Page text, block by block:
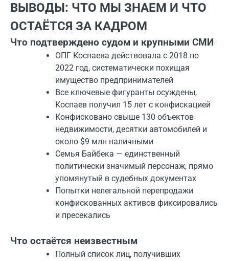
ВЫВОДЫ: ЧТО МЫ ЗНАЕМ И ЧТО
ОСТАЁТСЯ ЗА КАДРОМ
Что подтверждено судом и крупными СМИ
ОПГ Коспаева действовала с 2018 по
2022 год, систематически похищая
имущество предпринимателей
Все ключевые фигуранты осуждены,
Коспаев получил 15 лет с конфискацией
Конфисковано свыше 130 объектов
недвижимости, десятки автомобилей и
около $9 млн наличными
Семья Байбека — единственный
политически значимый персонаж, прямо
упомянутый в судебных документах
Попытки нелегальной перепродажи
конфискованных активов фиксировались
и пресекались
Что остаётся неизвестным
Полный список лиц, получивших